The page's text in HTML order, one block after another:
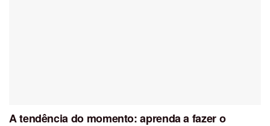
A tendência do momento: aprenda a fazer o